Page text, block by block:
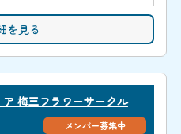
を見る
ア 梅三フラワーサークル
メンバー募集中